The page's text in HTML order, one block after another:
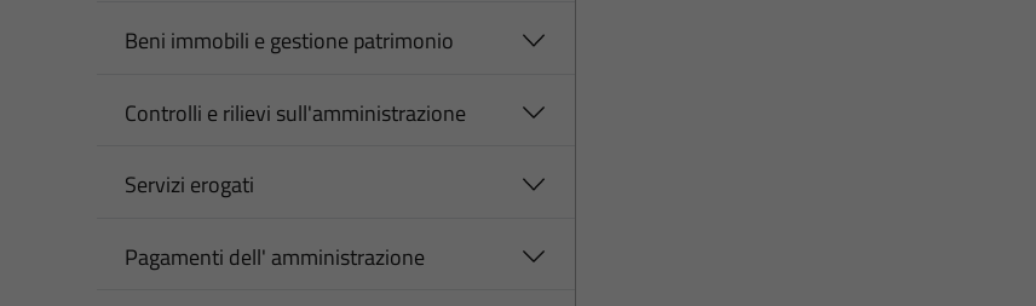
Beni immobili e gestione patrimonio
Controlli e rilievi sull'amministrazione
Servizi erogati
Pagamenti dell' amministrazione